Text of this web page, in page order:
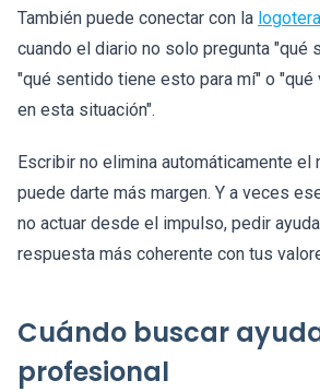
También puede conectar con la
cuando el diario no solo pregunta "qué
"qué sentido tiene esto para mí" o "qué
en esta situación".
Escribir no elimina automáticamente el
puede darte más margen. Y a veces
no actuar desde el impulso, pedir
respuesta más coherente con tus
Cuándo buscar
profesional